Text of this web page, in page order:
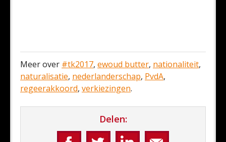
Meer over #tk2017, ewoud butter, nationaliteit,
naturalisatie, nederlanderschap, PvdA,
regeerakkoord, verkiezingen.
Delen: